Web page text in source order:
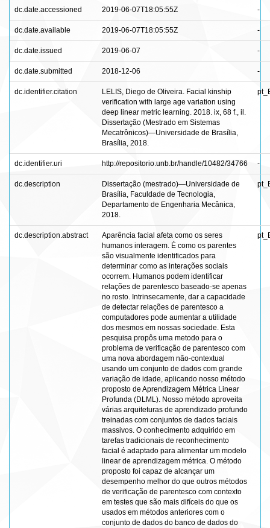
dc.date.accessioned 2019-06-07T18:05:55Z -
dc.date.available 2019-06-07T18:05:55Z -
dc.date.issued 2019-06-07 -
dc.date.submitted 2018-12-06 -
dc.identifier.citation
LELIS, Diego de Oliveira. Facial kinship
verification with large age variation using
deep linear metric learning. 2018. ix, 68 f., il.
Dissertação (Mestrado em Sistemas
Mecatrônicos)—Universidade de Brasília,
Brasília, 2018.
dc.identifier.uri http://repositorio.unb.br/handle/10482/34766 -
dc.description
Dissertação (mestrado)—Universidade de
Brasília, Faculdade de Tecnologia,
Departamento de Engenharia Mecânica,
2018.
dc.description.abstract
Aparência facial afeta como os seres
humanos interagem. É como os parentes
são visualmente identificados para
determinar como as interações sociais
ocorrem. Humanos podem identificar
relações de parentesco baseado-se apenas
no rosto. Intrinsecamente, dar a capacidade
de detectar relações de parentesco a
computadores pode aumentar a utilidade
dos mesmos em nossas sociedade. Esta
pesquisa propôs uma metodo para o
problema de verificação de parentesco com
uma nova abordagem não-contextual
usando um conjunto de dados com grande
variação de idade, aplicando nosso método
proposto de Aprendizagem Métrica Linear
Profunda (DLML). Nosso método aproveita
várias arquiteturas de aprendizado profundo
treinadas com conjuntos de dados faciais
massivos. O conhecimento adquirido em
tarefas tradicionais de reconhecimento
facial é adaptado para alimentar um modelo
linear de aprendizagem métrica. O método
proposto foi capaz de alcançar um
desempenho melhor do que outros métodos
de verificação de parentesco com contexto
em testes que são mais difíceis do que os
usados em métodos anteriores com o
conjunto de dados do banco de dados do